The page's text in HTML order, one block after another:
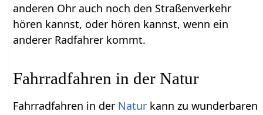
anderen Ohr auch noch den Straßenverkehr
hören kannst, oder hören kannst, wenn ein
anderer Radfahrer kommt.
Fahrradfahren in der Natur
Fahrradfahren in der Natur kann zu wunderbaren